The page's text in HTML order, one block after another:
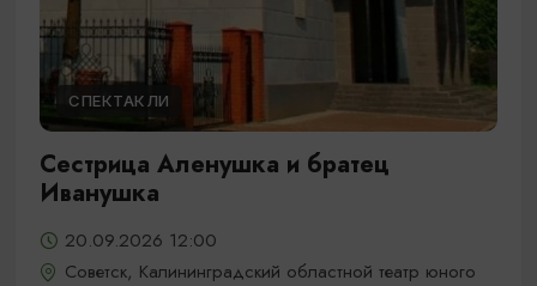
СПЕКТАКЛИ
Сестрица Аленушка и братец
Иванушка
20.09.2026 12:00
Советск, Калининградский областной театр юного